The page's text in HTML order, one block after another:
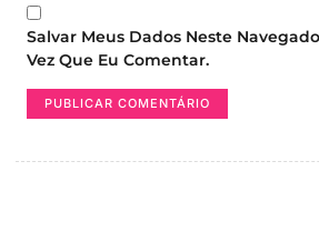
Salvar Meus Dados Neste
Vez Que Eu Comentar.